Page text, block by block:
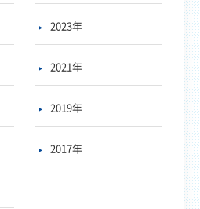
2023年
2021年
2019年
2017年